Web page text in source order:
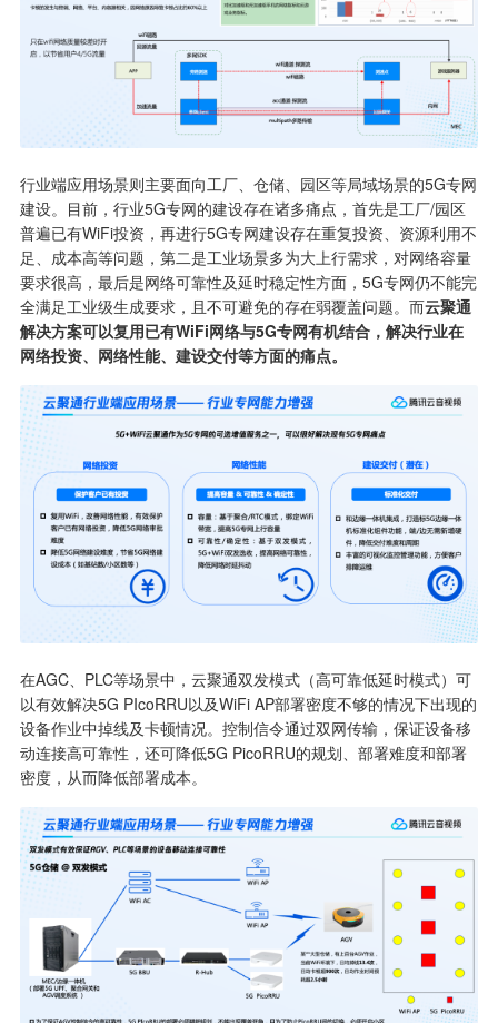
行业端应用场景则主要面向工厂、仓储、园区等局域场景的5G专网
建设。目前，行业5G专网的建设存在诸多痛点，首先是工厂/园区
普遍已有WiFi投资，再进行5G专网建设存在重复投资、资源利用不
足、成本高等问题，第二是工业场景多为大上行需求，对网络容量
要求很高，最后是网络可靠性及延时稳定性方面，5G专网仍不能完
全满足工业级生成要求，且不可避免的存在弱覆盖问题。而云聚通
解决方案可以复用已有WiFi网络与5G专网有机结合，解决行业在
网络投资、网络性能、建设交付等方面的痛点。
在AGC、PLC等场景中，云聚通双发模式（高可靠低延时模式）可
以有效解决5G PIcoRRU以及WiFi AP部署密度不够的情况下出现的
设备作业中掉线及卡顿情况。控制信令通过双网传输，保证设备移
动连接高可靠性，还可降低5G PicoRRU的规划、部署难度和部署
密度，从而降低部署成本。